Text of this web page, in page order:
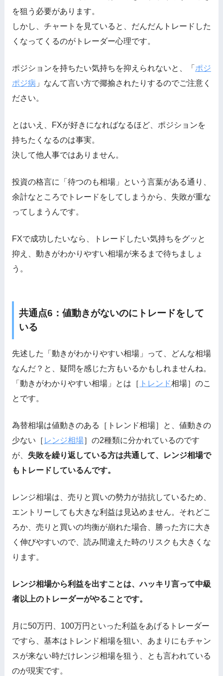
を狙う必要があります。
しかし、チャートを見ていると、だんだんトレードした
くなってくるのがトレーダー心理です。
ポジションを持ちたい気持ちを抑えられないと、「 ポジ
ポジ病 」なんて言い方で揶揄されたりするのでご注意く
ださい。
とはいえ、FXが好きになればなるほど、ポジションを
持ちたくなるのは事実。
決して他人事ではありません。
投資の格言に「待つのも相場」という言葉がある通り、
余計なところでトレードをしてしまうから、失敗が重な
ってしまうんです。
FXで成功したいなら、トレードしたい気持ちをグッと
抑え、動きがわかりやすい相場が来るまで待ちましょ
う。
共通点6：値動きがないのにトレードをして
いる
先述した「動きがわかりやすい相場」って、どんな相場
なんだ？と、疑問を感じた方もいるかもしれませんね。
「動きがわかりやすい相場」とは［ トレンド相場］のこ
とです。
為替相場は値動きのある［トレンド相場］と、値動きの
少ない［ レンジ相場］の2種類に分かれているのです
が、 失敗を繰り返している方は共通して、レンジ相場で
もトレードしているんです。
レンジ相場は、売りと買いの勢力が拮抗しているため、
エントリーしても大きな利益は見込めません。それどこ
ろか、売りと買いの均衡が崩れた場合、勝った方に大き
く伸びやすいので、読み間違えた時のリスクも大きくな
ります。
レンジ相場から利益を出すことは、ハッキリ言って中級
者以上のトレーダーがやることです。
月に50万円、100万円といった利益をあげるトレーダー
ですら、基本はトレンド相場を狙い、あまりにもチャン
スが来ない時だけレンジ相場を狙う、とも言われている
のが現実です。